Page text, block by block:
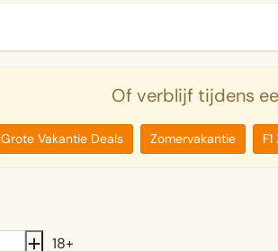
Of verblijf tijdens
Grote Vakantie Deals Zomervakantie
18+